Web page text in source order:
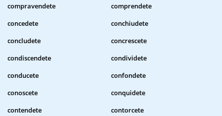
compravendete
comprendete
concedete
conchiudete
concludete
concrescete
condiscendete
condividete
conducete
confondete
conoscete
conquidete
contendete
contorcete